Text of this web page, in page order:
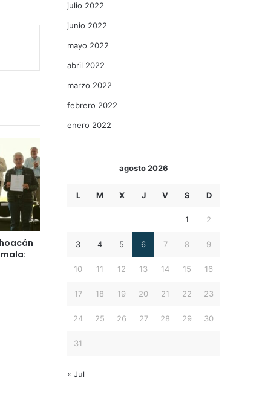
julio 2022
junio 2022
mayo 2022
abril 2022
marzo 2022
febrero 2022
enero 2022
agosto 2026
L M X J V S D
1 2
3 4 5 6 7 8 9
10 11 12 13 14 15 16
17 18 19 20 21 22 23
24 25 26 27 28 29 30
31
« Jul